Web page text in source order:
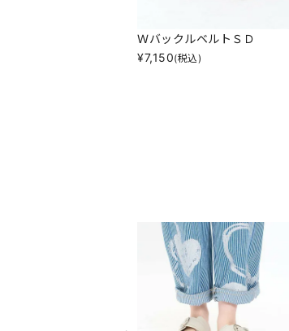
ＷバックルベルトＳＤ
¥7,150(税込)